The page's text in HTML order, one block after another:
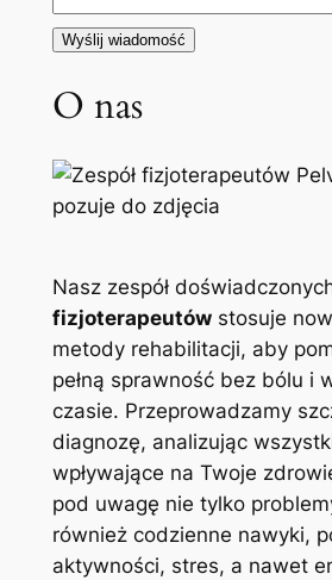
O nas
Nasz zespół
fizjoterapeutówstosuje
metody rehabilitacji, aby
pełną sprawność bez bólu i
czasie. Przeprowadzamy
diagnozę, analizując
wpływające na Twoje
pod uwagę nie tylko
również codzienne nawyki,
aktywności, stres, a nawet